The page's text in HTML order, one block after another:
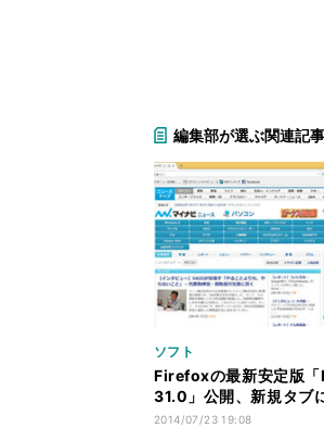
編集部が選ぶ関連記事
ソフト
Firefoxの最新安定版
31.0」公開、新規タブ
加
2014/07/23 19:08